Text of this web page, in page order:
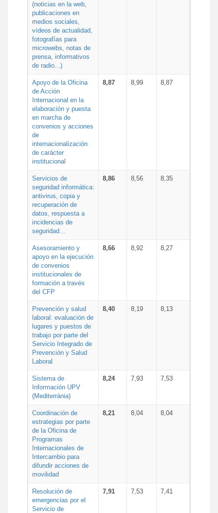
(noticias en la web,
publicaciones en
medios sociales,
vídeos de actualidad,
fotografías para
microwebs, notas de
prensa, informativos
de radio...)
Apoyo de la Oficina
de Acción
Internacional en la
elaboración y puesta
en marcha de
convenios y acciones
de
internacionalización
de carácter
institucional
8,87 8,99 8,87
Servicios de
seguridad informática:
antivirus, copia y
recuperación de
datos, respuesta a
incidencias de
seguridad...
8,86 8,56 8,35
Asesoramiento y
apoyo en la ejecución
de convenios
institucionales de
formación a través
del CFP
8,66 8,92 8,27
Prevención y salud
laboral: evaluación de
lugares y puestos de
trabajo por parte del
Servicio Integrado de
Prevención y Salud
Laboral
8,40 8,19 8,13
Sistema de
Información UPV
(Mediterrània)
8,24 7,93 7,53
Coordinación de
estrategias por parte
de la Oficina de
Programas
Internacionales de
Intercambio para
difundir acciones de
movilidad
8,21 8,04 8,04
Resolución de
emergencias por el
Servicio de
7,91 7,53 7,41